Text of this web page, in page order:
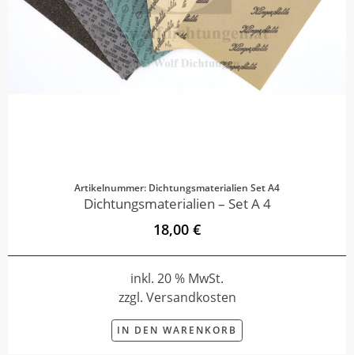
Artikelnummer: Dichtungsmaterialien Set A4
Dichtungsmaterialien – Set A 4
18,00 €
inkl. 20 % MwSt.
zzgl. Versandkosten
IN DEN WARENKORB